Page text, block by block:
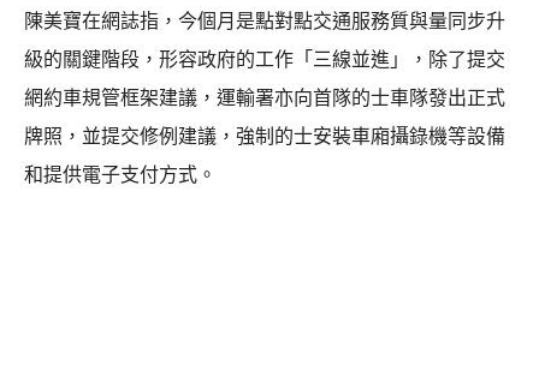
陳美寶在網誌指，今個月是點對點交通服務質與量同步升
級的關鍵階段，形容政府的工作「三線並進」，除了提交
網約車規管框架建議，運輸署亦向首隊的士車隊發出正式
牌照，並提交修例建議，強制的士安裝車廂攝錄機等設備
和提供電子支付方式。